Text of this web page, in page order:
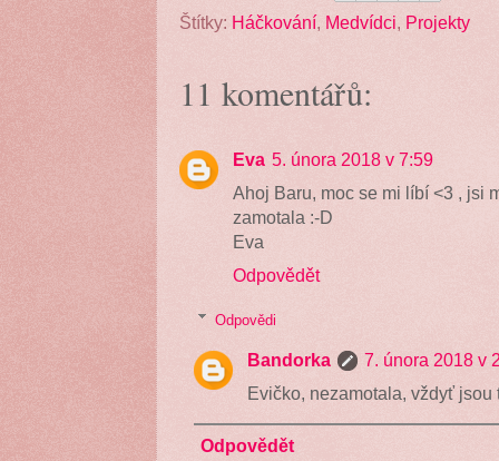
Štítky: Háčkování, Medvídci, Projekty
11 komentářů:
Eva 5. února 2018 v 7:59
Ahoj Baru, moc se mi líbí <3 , jsi
zamotala :-D
Eva
Odpovědět
Odpovědi
Bandorka
7. února 2018 v
Evičko, nezamotala, vždyť jsou
Odpovědět